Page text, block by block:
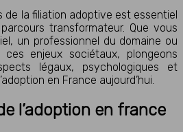
de la filiation adoptive est essentiel
transformateur. Que vous
un professionnel du domaine ou
enjeux sociétaux, plongeons
légaux, psychologiques et
en France aujourd’hui.
l’adoption en france